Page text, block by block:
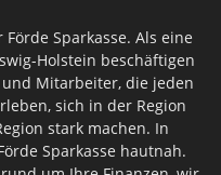
Sparkasse. Als eine
Holstein beschäftigen
Mitarbeiter, die jeden
sich in der Region
stark machen. In
Sparkasse hautnah.